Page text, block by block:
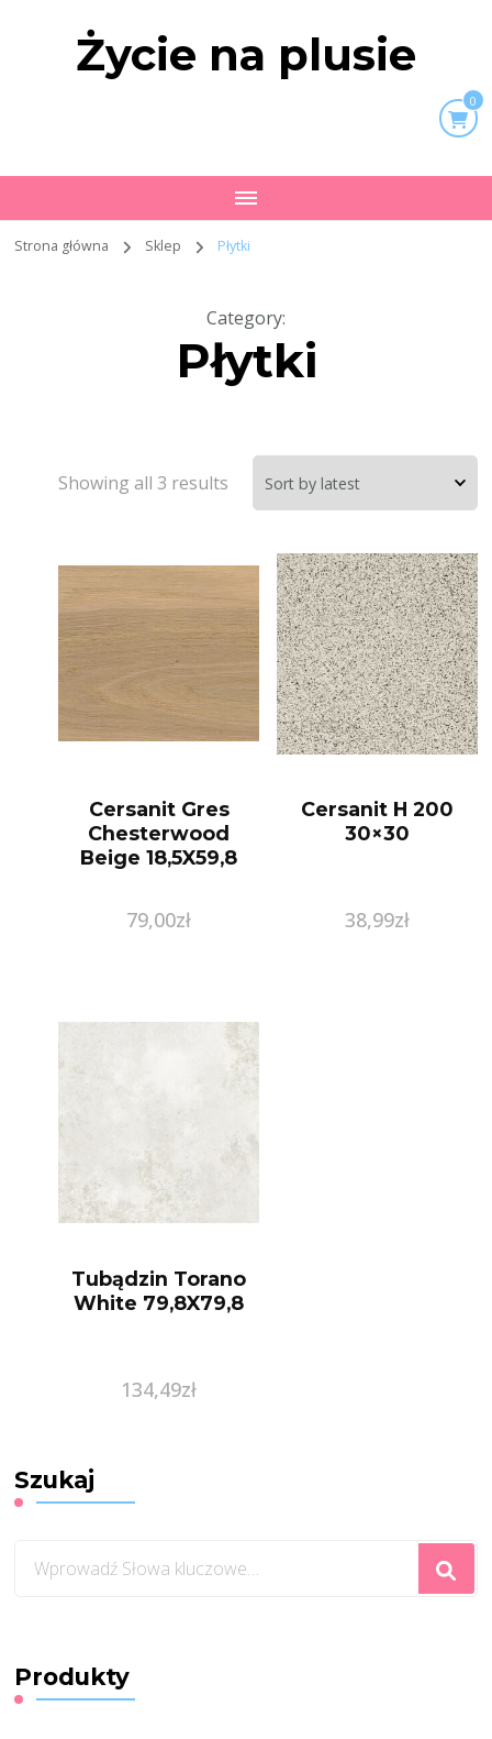
Życie na plusie
0
Strona główna Sklep Płytki
Category:
Płytki
Showing all 3 results
Cersanit Gres
Chesterwood
Beige 18,5X59,8
79,00zł
Cersanit H 200
30×30
38,99zł
Tubądzin Torano
White 79,8X79,8
134,49zł
Szukaj
czegoś?
Produkty